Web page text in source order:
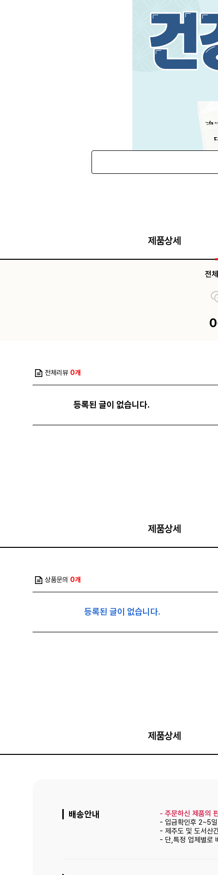
제품상세
전
전체리뷰 0개
등록된 글이 없습니다.
제품상세
상품문의 0개
등록된 글이 없습니다.
제품상세
배송안내 - 주문하신 제품의
- 입금확인후 2~5
- 제주도 및 도서산
- 단,특정 업체별로